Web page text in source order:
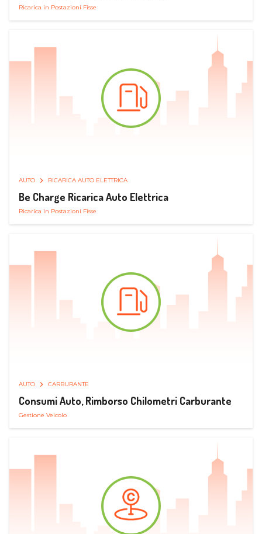
Ricarica in Postazioni Fisse
AUTO RICARICA AUTO ELETTRICA
Be Charge Ricarica Auto Elettrica
Ricarica in Postazioni Fisse
AUTO CARBURANTE
Consumi Auto, Rimborso Chilometri Carburante
Gestione Veicolo